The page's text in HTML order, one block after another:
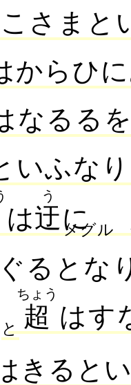
さまと
からひ
なるる
いふな
は迂
う
に
メグル
るとな
と 超
ちょう
はす
きると